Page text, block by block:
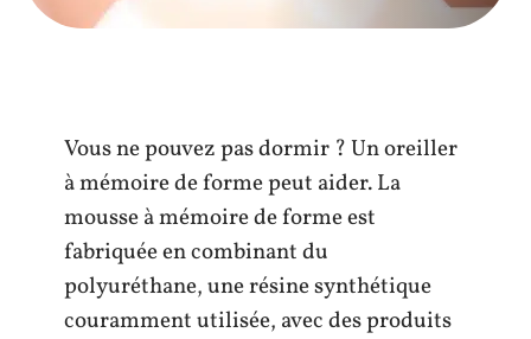
Vous ne pouvez pas dormir ? Un oreiller
à mémoire de forme peut aider. La
mousse à mémoire de forme est
fabriquée en combinant du
polyuréthane, une résine synthétique
couramment utilisée, avec des produits